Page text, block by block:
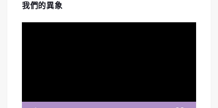
我們的異象